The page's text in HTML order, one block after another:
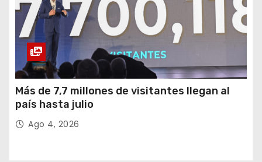
Más de 7,7 millones de visitantes llegan al
país hasta julio
Ago 4, 2026